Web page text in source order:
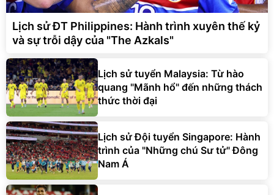
Lịch sử ĐT Philippines: Hành trình xuyên thế kỷ
và sự trỗi dậy của "The Azkals"
Lịch sử tuyển Malaysia: Từ hào
quang "Mãnh hổ" đến những thách
thức thời đại
Lịch sử Đội tuyển Singapore: Hành
trình của "Những chú Sư tử" Đông
Nam Á